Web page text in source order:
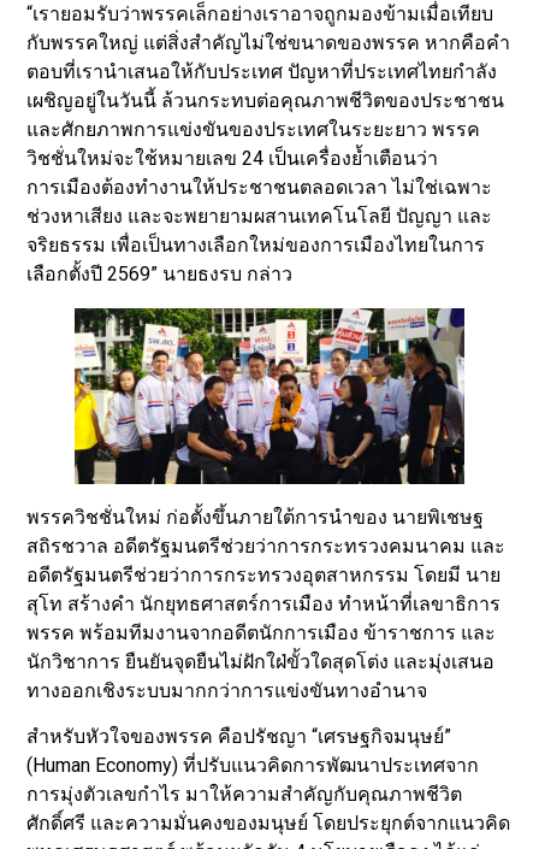
“เรายอมรับว่าพรรคเล็กอย่างเราอาจถูกมองข้ามเมื่อเทียบ
กับพรรคใหญ่ แต่สิ่งสำคัญไม่ใช่ขนาดของพรรค หากคือคำ
ตอบที่เรานำเสนอให้กับประเทศ ปัญหาที่ประเทศไทยกำลัง
เผชิญอยู่ในวันนี้ ล้วนกระทบต่อคุณภาพชีวิตของประชาชน
และศักยภาพการแข่งขันของประเทศในระยะยาว พรรค
วิชชั่นใหม่จะใช้หมายเลข 24 เป็นเครื่องย้ำเตือนว่า
การเมืองต้องทำงานให้ประชาชนตลอดเวลา ไม่ใช่เฉพาะ
ช่วงหาเสียง และจะพยายามผสานเทคโนโลยี ปัญญา และ
จริยธรรม เพื่อเป็นทางเลือกใหม่ของการเมืองไทยในการ
เลือกตั้งปี 2569” นายธงรบ กล่าว
พรรควิชชั่นใหม่ ก่อตั้งขึ้นภายใต้การนำของ นายพิเชษฐ
สถิรชวาล อดีตรัฐมนตรีช่วยว่าการกระทรวงคมนาคม และ
อดีตรัฐมนตรีช่วยว่าการกระทรวงอุตสาหกรรม โดยมี นาย
สุโท สร้างคำ นักยุทธศาสตร์การเมือง ทำหน้าที่เลขาธิการ
พรรค พร้อมทีมงานจากอดีตนักการเมือง ข้าราชการ และ
นักวิชาการ ยืนยันจุดยืนไม่ฝักใฝ่ขั้วใดสุดโต่ง และมุ่งเสนอ
ทางออกเชิงระบบมากกว่าการแข่งขันทางอำนาจ
สำหรับหัวใจของพรรค คือปรัชญา “เศรษฐกิจมนุษย์”
(Human Economy) ที่ปรับแนวคิดการพัฒนาประเทศจาก
การมุ่งตัวเลขกำไร มาให้ความสำคัญกับคุณภาพชีวิต
ศักดิ์ศรี และความมั่นคงของมนุษย์ โดยประยุกต์จากแนวคิด